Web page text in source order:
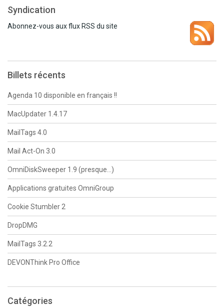
Syndication
Abonnez-vous aux flux RSS du site
Billets récents
Agenda 10 disponible en français !!
MacUpdater 1.4.17
MailTags 4.0
Mail Act-On 3.0
OmniDiskSweeper 1.9 (presque…)
Applications gratuites OmniGroup
Cookie Stumbler 2
DropDMG
MailTags 3.2.2
DEVONThink Pro Office
Catégories